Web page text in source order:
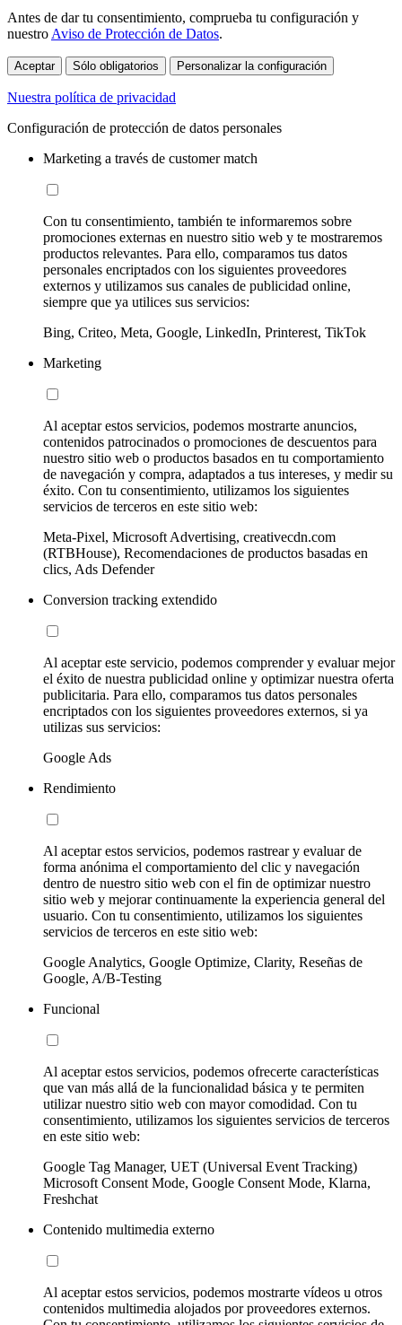
Antes de dar tu consentimiento, comprueba tu configuración y
nuestro Aviso de Protección de Datos.
Aceptar Sólo obligatorios Personalizar la configuración
Nuestra política de privacidad
Configuración de protección de datos personales
Marketing a través de customer match
Con tu consentimiento, también te informaremos sobre
promociones externas en nuestro sitio web y te mostraremos
productos relevantes. Para ello, comparamos tus datos
personales encriptados con los siguientes proveedores
externos y utilizamos sus canales de publicidad online,
siempre que ya utilices sus servicios:
Bing, Criteo, Meta, Google, LinkedIn, Printerest, TikTok
Marketing
Al aceptar estos servicios, podemos mostrarte anuncios,
contenidos patrocinados o promociones de descuentos para
nuestro sitio web o productos basados en tu comportamiento
de navegación y compra, adaptados a tus intereses, y medir su
éxito. Con tu consentimiento, utilizamos los siguientes
servicios de terceros en este sitio web:
Meta-Pixel, Microsoft Advertising, creativecdn.com
(RTBHouse), Recomendaciones de productos basadas en
clics, Ads Defender
Conversion tracking extendido
Al aceptar este servicio, podemos comprender y evaluar mejor
el éxito de nuestra publicidad online y optimizar nuestra oferta
publicitaria. Para ello, comparamos tus datos personales
encriptados con los siguientes proveedores externos, si ya
utilizas sus servicios:
Google Ads
Rendimiento
Al aceptar estos servicios, podemos rastrear y evaluar de
forma anónima el comportamiento del clic y navegación
dentro de nuestro sitio web con el fin de optimizar nuestro
sitio web y mejorar continuamente la experiencia general del
usuario. Con tu consentimiento, utilizamos los siguientes
servicios de terceros en este sitio web:
Google Analytics, Google Optimize, Clarity, Reseñas de
Google, A/B-Testing
Funcional
Al aceptar estos servicios, podemos ofrecerte características
que van más allá de la funcionalidad básica y te permiten
utilizar nuestro sitio web con mayor comodidad. Con tu
consentimiento, utilizamos los siguientes servicios de terceros
en este sitio web:
Google Tag Manager, UET (Universal Event Tracking)
Microsoft Consent Mode, Google Consent Mode, Klarna,
Freshchat
Contenido multimedia externo
Al aceptar estos servicios, podemos mostrarte vídeos u otros
contenidos multimedia alojados por proveedores externos.